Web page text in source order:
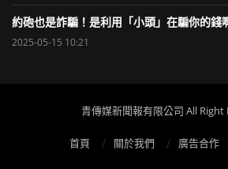
約砲也是詐騙！是利用「小頭」在騙你的錢
2025-05-15 10:21
青傳媒新聞報有限公司 All Right
首頁 關於我們 廣告合作